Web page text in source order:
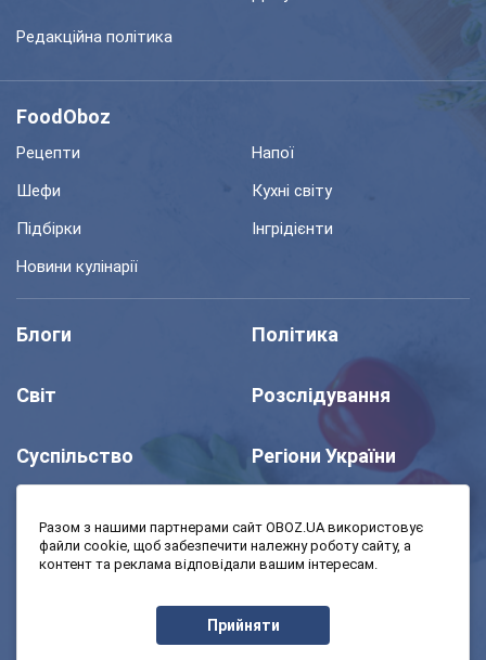
Редакційна політика
FoodOboz
Рецепти
Напої
Шефи
Кухні світу
Підбірки
Інгрідієнти
Новини кулінарії
Блоги Політика
Світ Розслідування
Суспільство Регіони України
Моя школа
Економіка
Разом з нашими партнерами сайт OBOZ.UA використовує
файли cookie, щоб забезпечити належну роботу сайту, а
контент та реклама відповідали вашим інтересам.
Прийняти